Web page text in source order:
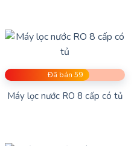
Đã bán 59
Máy lọc nước RO 8 cấp có tủ